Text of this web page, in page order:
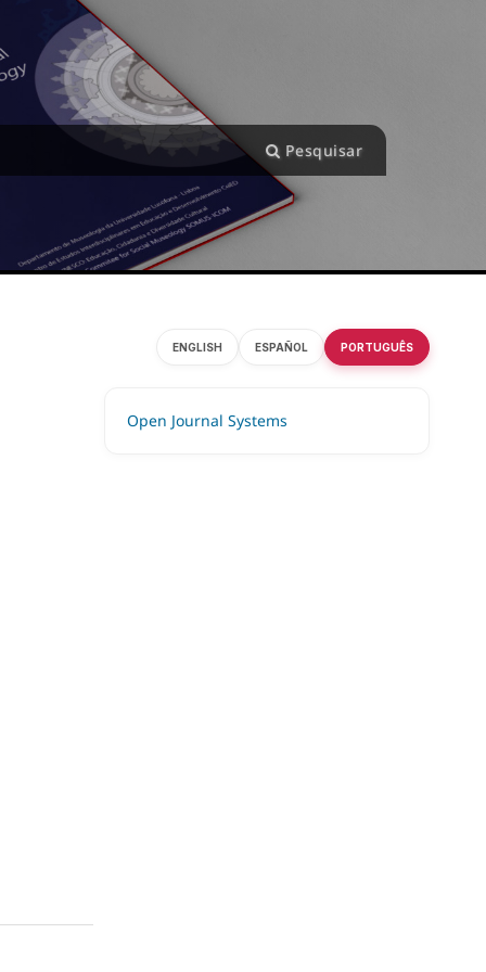
Pesquisar
ENGLISH ESPAÑOL PORTUGUÊS
Open Journal Systems